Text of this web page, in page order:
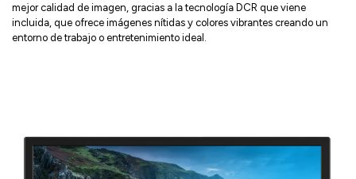
mejor calidad de imagen, gracias a la tecnología DCR que viene
incluida, que ofrece imágenes nítidas y colores vibrantes creando un
entorno de trabajo o entretenimiento ideal.